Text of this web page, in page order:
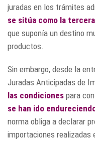
juradas en los trámites
se sitúa como la
que suponía un destino
productos.
Sin embargo, desde la
Juradas Anticipadas de
las condiciones para
se han ido
norma obliga a declarar
importaciones realizadas